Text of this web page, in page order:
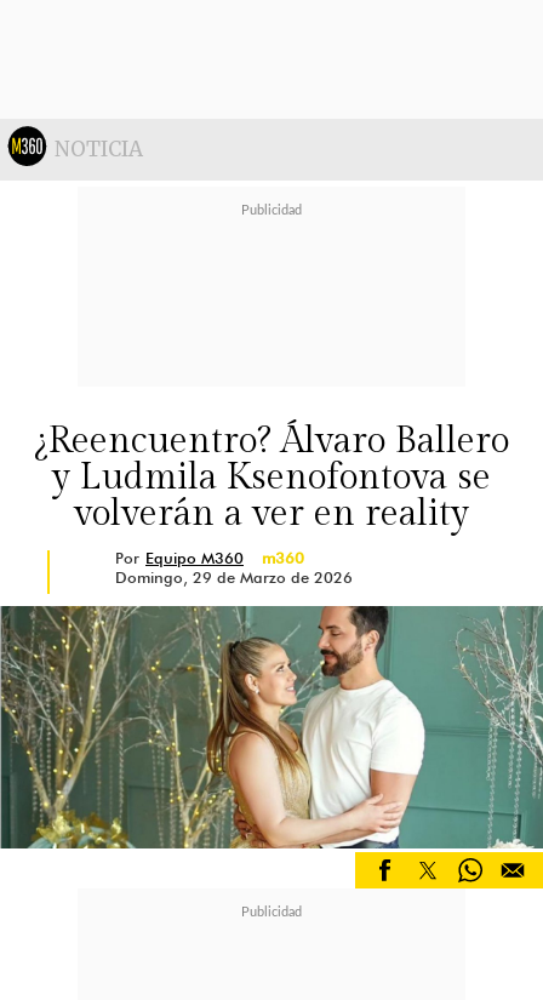
NOTICIA
¿Reencuentro? Álvaro Ballero
y Ludmila Ksenofontova se
volverán a ver en reality
Por Equipo M360
m360
Domingo, 29 de Marzo de 2026